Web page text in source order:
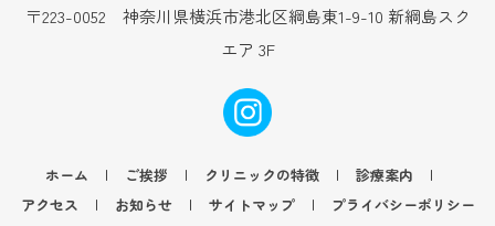
〒223-0052 神奈川県横浜市港北区綱島東1-9-10 新綱島スク
エア 3F
ホーム | ご挨拶 | クリニックの特徴 | 診療案内 |
アクセス | お知らせ | サイトマップ| プライバシーポリシー